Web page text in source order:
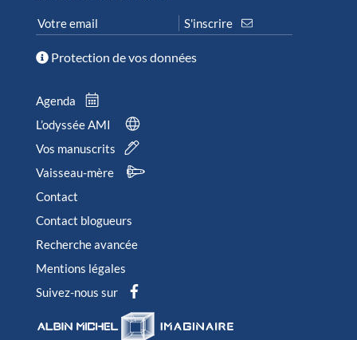
Protection de vos données
Agenda
L’odyssée AMI
Vos manuscrits
Vaisseau-mère
Contact
Contact blogueurs
Recherche avancée
Mentions légales
Suivez-nous sur